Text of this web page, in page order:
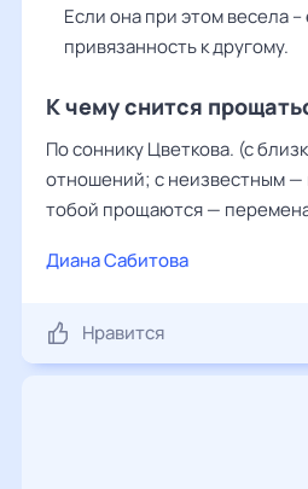
Если она при этом весела
привязанность к другому.
К чему снится
По соннику Цветкова. (с
отношений; с неизвестным —
тобой прощаются —
Диана Сабитова
Нравится